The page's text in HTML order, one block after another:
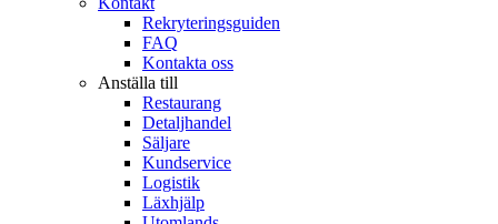
Rekryteringsguiden
FAQ
Kontakta oss
Anställa till
Restaurang
Detaljhandel
Säljare
Kundservice
Logistik
Läxhjälp